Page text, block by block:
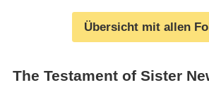
Übersicht mit allen
The Testament of Sister